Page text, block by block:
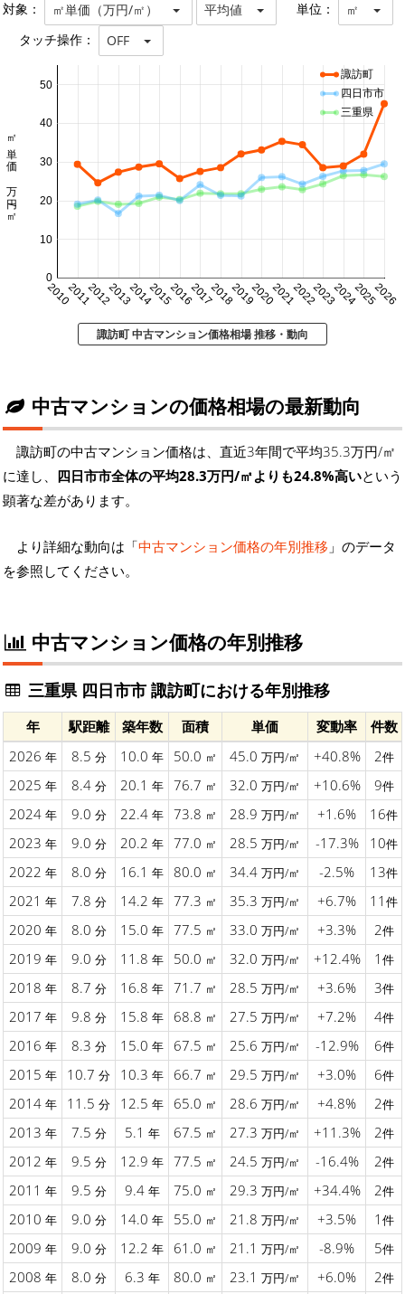
対象： ㎡単価（万円/㎡） 平均値 単位： ㎡
タッチ操作： OFF
20102011201220132014201520162017201820192020202120222023202420252026
0
10
20
30
40
50
㎡単価 万円/㎡
諏訪町
四日市市
三重県
諏訪町 中古マンション価格相場 推移・動向
中古マンションの価格相場の最新動向
諏訪町の中古マンション価格は、直近3年間で平均35.3万円/㎡
に達し、 四日市市全体の平均28.3万円/㎡よりも24.8%高いという
顕著な差があります。
より詳細な動向は「中古マンション価格の年別推移 」のデータ
を参照してください。
中古マンション価格の年別推移
三重県 四日市市 諏訪町における年別推移
年 駅距離 築年数 面積 単価 変動率
件数
2026 年 8.5 分 10.0 年 50.0 ㎡ 45.0 万円/㎡ +40.8% 2件
2025 年 8.4 分 20.1 年 76.7 ㎡ 32.0 万円/㎡ +10.6% 9件
2024 年 9.0 分 22.4 年 73.8 ㎡ 28.9 万円/㎡ +1.6% 16件
2023 年 9.0 分 20.2 年 77.0 ㎡ 28.5 万円/㎡ -17.3% 10件
2022 年 8.0 分 16.1 年 80.0 ㎡ 34.4 万円/㎡ -2.5% 13件
2021 年 7.8 分 14.2 年 77.3 ㎡ 35.3 万円/㎡ +6.7% 11 件
2020 年 8.0 分 15.0 年 77.5 ㎡ 33.0 万円/㎡ +3.3% 2件
2019 年 9.0 分 11.8 年 50.0 ㎡ 32.0 万円/㎡ +12.4% 1 件
2018 年 8.7 分 16.8 年 71.7 ㎡ 28.5 万円/㎡ +3.6% 3件
2017 年 9.8 分 15.8 年 68.8 ㎡ 27.5 万円/㎡ +7.2% 4件
2016 年 8.3 分 15.0 年 67.5 ㎡ 25.6 万円/㎡ -12.9% 6件
2015 年 10.7 分 10.3 年 66.7 ㎡ 29.5 万円/㎡ +3.0% 6件
2014 年 11.5 分 12.5 年 65.0 ㎡ 28.6 万円/㎡ +4.8% 2件
2013 年 7.5 分 5.1 年 67.5 ㎡ 27.3 万円/㎡ +11.3% 2件
2012 年 9.5 分 12.9 年 77.5 ㎡ 24.5 万円/㎡ -16.4% 2件
2011 年 9.5 分 9.4 年 75.0 ㎡ 29.3 万円/㎡ +34.4% 2件
2010 年 9.0 分 14.0 年 55.0 ㎡ 21.8 万円/㎡ +3.5% 1 件
2009 年 9.0 分 12.2 年 61.0 ㎡ 21.1 万円/㎡ -8.9% 5件
2008 年 8.0 分 6.3 年 80.0 ㎡ 23.1 万円/㎡ +6.0% 2件